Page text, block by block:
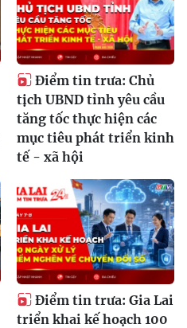
Điểm tin trưa: Chủ
tịch UBND tỉnh yêu cầu
tăng tốc thực hiện các
mục tiêu phát triển kinh
tế - xã hội
Điểm tin trưa: Gia Lai
triển khai kế hoạch 100